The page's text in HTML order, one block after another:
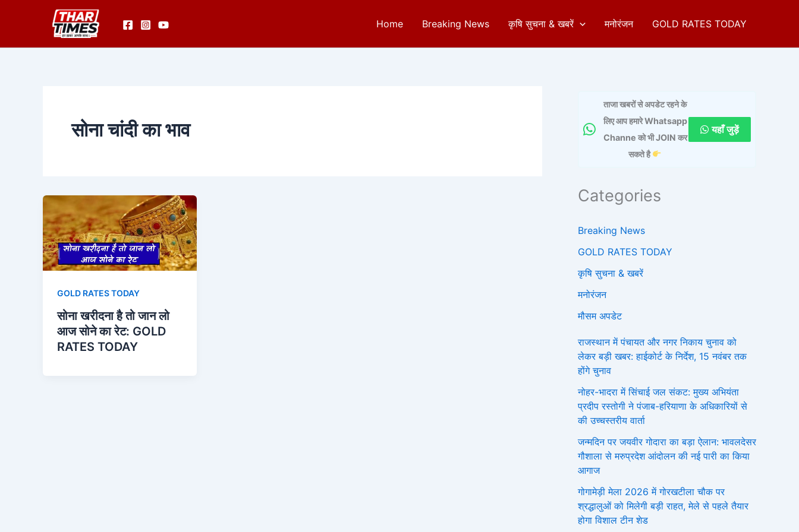
Home Breaking News कृषि सुचना & खबरें मनोरंजन GOLD RATES TODAY
सोना चांदी का भाव
GOLD RATES TODAY
सोना खरीदना है तो जान लो
आज सोने का रेट: GOLD
RATES TODAY
ताजा खबरों से अपडेट रहने के
लिए आप हमारे Whatsapp
Channe को भी JOIN कर
सकते है
यहाँ जुड़ें
Categories
Breaking News
GOLD RATES TODAY
कृषि सुचना & खबरें
मनोरंजन
मौसम अपडेट
राजस्थान में पंचायत और नगर निकाय चुनाव को
लेकर बड़ी खबर: हाईकोर्ट के निर्देश, 15 नवंबर तक
होंगे चुनाव
नोहर-भादरा में सिंचाई जल संकट: मुख्य अभियंता
प्रदीप रस्तोगी ने पंजाब-हरियाणा के अधिकारियों से
की उच्चस्तरीय वार्ता
जन्मदिन पर जयवीर गोदारा का बड़ा ऐलान: भावलदेसर
गौशाला से मरुप्रदेश आंदोलन की नई पारी का किया
आगाज
गोगामेड़ी मेला 2026 में गोरखटीला चौक पर
श्रद्धालुओं को मिलेगी बड़ी राहत, मेले से पहले तैयार
होगा विशाल टीन शेड